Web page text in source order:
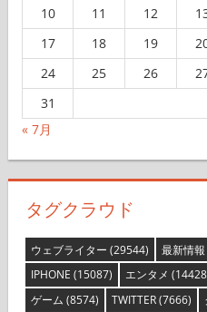
10
11 12
17
18 19
24
25 26
31
« 7月
タグクラウド
ウェブライター (29544) 最新情報
IPHONE (15087) エンタメ
ゲーム (8574) TWITTER(7666)